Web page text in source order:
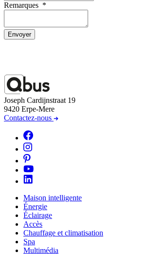
Remarques *
Envoyer
Joseph Cardijnstraat 19
9420 Erpe-Mere
Contactez-nous
Maison intelligente
Énergie
Éclairage
Accès
Chauffage et climatisation
Spa
Multimédia